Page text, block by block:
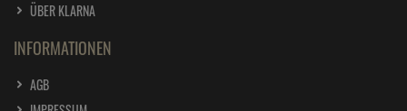
ÜBER KLARNA
INFORMATIONEN
AGB